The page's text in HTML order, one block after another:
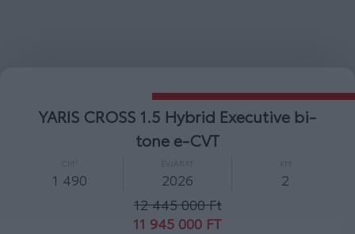
YARIS CROSS 1.5 Hybrid Comfort e-CVT
10 600 000 Ft
10 000 000 FT